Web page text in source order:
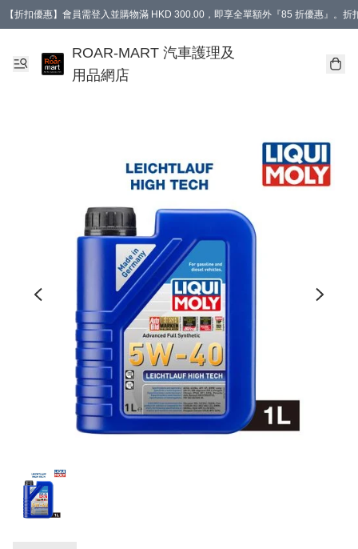
【折扣優惠】會員需登入並購物滿 HKD 300.00，即享全單額外『85 折優惠』。
【會員禮遇】會員消費滿 HKD 400.00，即可獲贈【德國LIQUI MOLY 汽車風口香
ROAR-MART 汽車護理及
用品網店